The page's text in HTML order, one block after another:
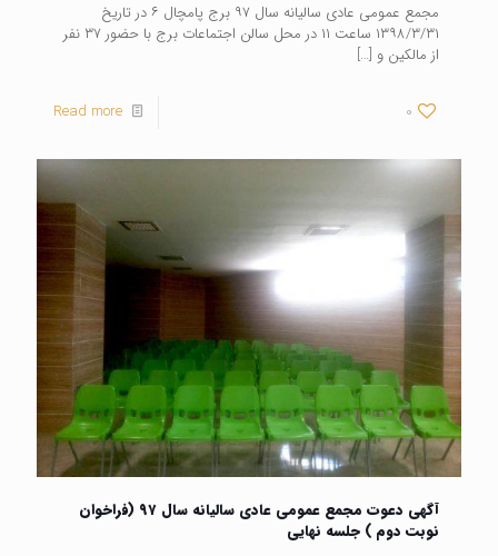
مجمع عمومی عادی سالیانه سال ۹۷ برج پامچال ۶ در تاریخ
۱۳۹۸/۳/۳۱ ساعت ۱۱ در محل سالن اجتماعات برج با حضور ۳۷ نفر
از مالکین و […]
0
Read more
آگهی دعوت مجمع عمومی عادی سالیانه سال ۹۷ (فراخوان
نوبت دوم ) جلسه نهایی